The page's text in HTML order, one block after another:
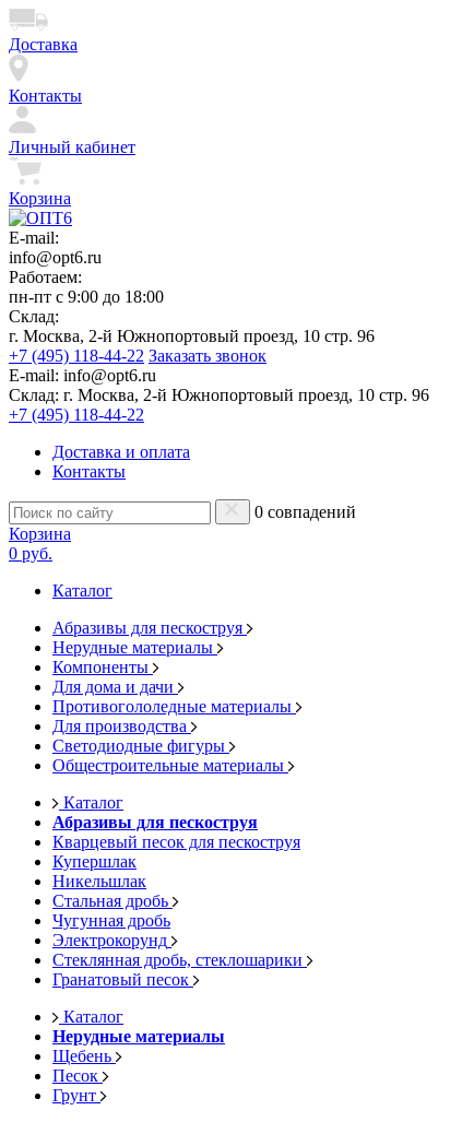
Доставка
Контакты
Личный кабинет
Корзина
E-mail:
info@opt6.ru
Работаем:
пн-пт с 9:00 до 18:00
Склад:
г. Москва, 2-й Южнопортовый проезд, 10 стр. 96
+7 (495) 118-44-22 Заказать звонок
E-mail: info@opt6.ru
Склад: г. Москва, 2-й Южнопортовый проезд, 10 стр. 96
+7 (495) 118-44-22
Доставка и оплата
Контакты
0 совпадений
Корзина
0 руб.
Каталог
Абразивы для пескоструя
Нерудные материалы
Компоненты
Для дома и дачи
Противогололедные материалы
Для производства
Светодиодные фигуры
Общестроительные материалы
Каталог
Абразивы для пескоструя
Кварцевый песок для пескоструя
Купершлак
Никельшлак
Стальная дробь
Чугунная дробь
Электрокорунд
Стеклянная дробь, стеклошарики
Гранатовый песок
Каталог
Нерудные материалы
Щебень
Песок
Грунт